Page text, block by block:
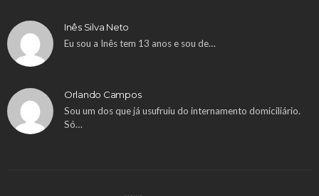
Inês Silva Neto
Eu sou a Inês tem 13 anos e sou de…
Orlando Campos
Sou um dos que já usufruiu do internamento domiciliário.
Só…